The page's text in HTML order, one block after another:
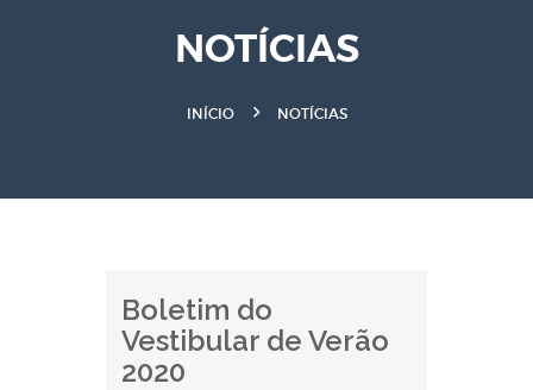
NOTÍCIAS
INÍCIO NOTÍCIAS
Boletim do
Vestibular de Verão
2020